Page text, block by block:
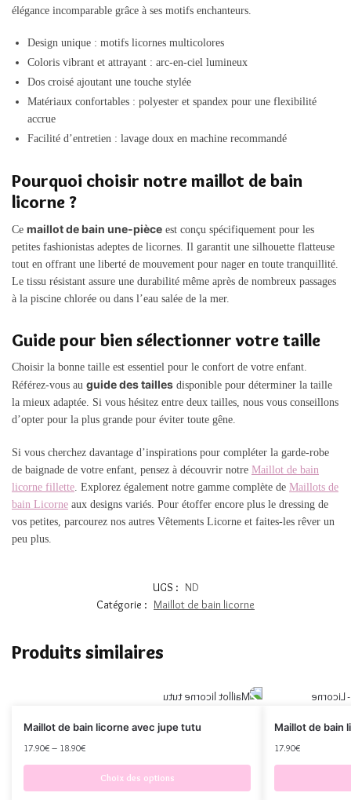
élégance incomparable grâce à ses motifs enchanteurs.
Design unique : motifs licornes multicolores
Coloris vibrant et attrayant : arc-en-ciel lumineux
Dos croisé ajoutant une touche stylée
Matériaux confortables : polyester et spandex pour une flexibilité
accrue
Facilité d’entretien : lavage doux en machine recommandé
Pourquoi choisir notre maillot de bain
licorne ?
Ce maillot de bain une-pièce est conçu spécifiquement pour les
petites fashionistas adeptes de licornes. Il garantit une silhouette flatteuse
tout en offrant une liberté de mouvement pour nager en toute tranquillité.
Le tissu résistant assure une durabilité même après de nombreux passages
à la piscine chlorée ou dans l’eau salée de la mer.
Guide pour bien sélectionner votre taille
Choisir la bonne taille est essentiel pour le confort de votre enfant.
Référez-vous au guide des tailles disponible pour déterminer la taille
la mieux adaptée. Si vous hésitez entre deux tailles, nous vous conseillons
d’opter pour la plus grande pour éviter toute gêne.
Si vous cherchez davantage d’inspirations pour compléter la garde-robe
de baignade de votre enfant, pensez à découvrir notre Maillot de bain
licorne fillette . Explorez également notre gamme complète de Maillots de
bain Licorne aux designs variés. Pour étoffer encore plus le dressing de
vos petites, parcourez nos autres Vêtements Licorne et faites-les rêver un
peu plus.
UGS : ND
Catégorie : Maillot de bain licorne
Produits similaires
Maillot de bain licorne avec jupe tutu
17.90€ – 18.90€
Choix des options
Maillot de bain
17.90€